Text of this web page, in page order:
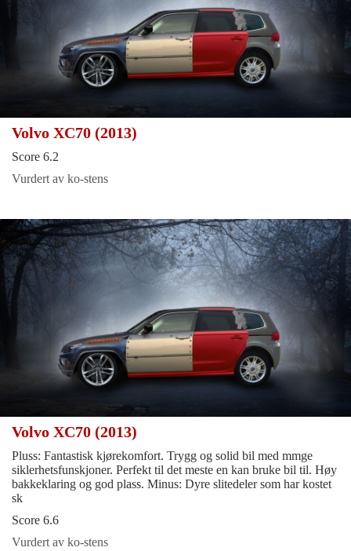
Volvo XC70 (2013)
Score 6.2
Vurdert av ko-stens
Volvo XC70 (2013)
Pluss: Fantastisk kjørekomfort. Trygg og solid bil med mmge
siklerhetsfunskjoner. Perfekt til det meste en kan bruke bil til. Høy
bakkeklaring og god plass. Minus: Dyre slitedeler som har kostet
sk
Score 6.6
Vurdert av ko-stens